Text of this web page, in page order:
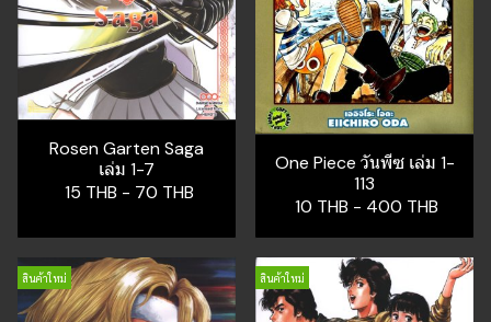
Rosen Garten Saga
เล่ม 1-7
15 THB - 70 THB
One Piece วันพีซ เล่ม 1-
113
10 THB - 400 THB
สินค้าใหม่ สินค้าใหม่